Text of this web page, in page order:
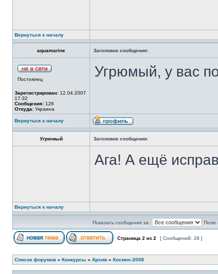
Вернуться к началу
aquamarine Заголовок сообщения:
Постоялец
Зарегистрирован: 12.04.2007
17:32
Сообщения: 126
Откуда: Украина
Угрюмый, у вас
Вернуться к началу
Угрюмый Заголовок сообщения:
Ага! А ещё
Вернуться к началу
Показать сообщения за: Поле
Страница 2 из 2 [ Сообщений: 28 ]
Список форумов » Конкурсы » Архив » Космос-2008